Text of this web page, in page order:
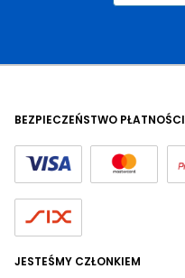
BEZPIECZEŃSTWO PŁATNOŚCI
JESTEŚMY CZŁONKIEM